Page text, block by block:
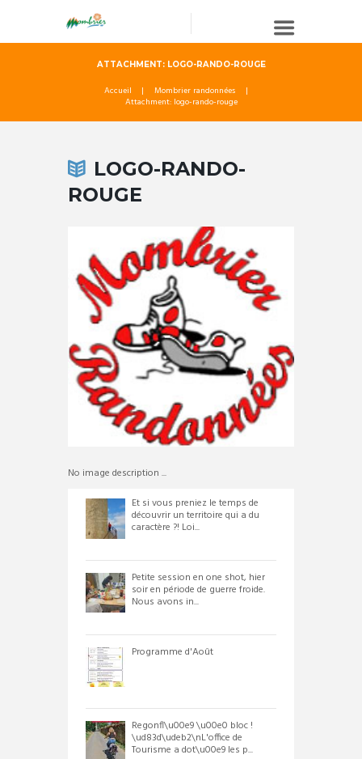
ATTACHMENT: LOGO-RANDO-ROUGE
Accueil
Mombrier randonnées
Attachment: logo-rando-rouge
LOGO-RANDO-
ROUGE
No image description ...
Et si vous preniez le temps de
découvrir un territoire qui a du
caractère ?! Loi...
Petite session en one shot, hier
soir en période de guerre froide.
Nous avons in...
Programme d'Août
Regonfl\u00e9 \u00e0 bloc !
\ud83d\udeb2\nL'office de
Tourisme a dot\u00e9 les p...